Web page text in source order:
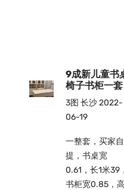
9成新儿童书
椅子书柜一套
3图 长沙2022-
06-19
一整套​‌‌，买家自
提，书桌宽
0.61，长1米39，
书柜宽0.85，